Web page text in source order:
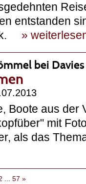
entstanden
»
bei
Boote aus der
mit
als das
... 57 »